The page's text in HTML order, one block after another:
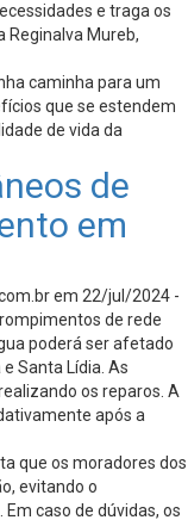
e traga os
Reginalva Mureb,
caminha para um
que se estendem
de vida da
de
em
em 22/jul/2024 -
de rede
poderá ser afetado
Santa Lídia. As
os reparos. A
após a
que os moradores dos
evitando o
caso de dúvidas, os